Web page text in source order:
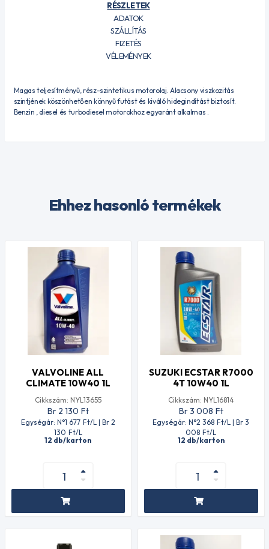
RÉSZLETEK
ADATOK
SZÁLLÍTÁS
FIZETÉS
VÉLEMÉNYEK
Magas teljesítményű, rész-szintetikus motorolaj. Alacsony viszkozitás
szintjének köszönhetően könnyű futást és kiváló hidegindítást biztosít.
Benzin , diesel és turbodiesel motorokhoz egyaránt alkalmas .
Ehhez hasonló termékek
VALVOLINE ALL
CLIMATE 10W40 1L
Cikkszám: NYL13655
Br 2 130 Ft
Egységár: N°1 677 Ft/L | Br 2
130 Ft/L
12 db/karton
SUZUKI ECSTAR R7000
4T 10W40 1L
Cikkszám: NYL16814
Br 3 008 Ft
Egységár: N°2 368 Ft/L | Br 3
008 Ft/L
12 db/karton